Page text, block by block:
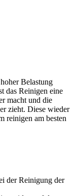
Belastung
das Reinigen eine
macht und die
zieht. Diese wieder
reinigen am besten
der Reinigung der